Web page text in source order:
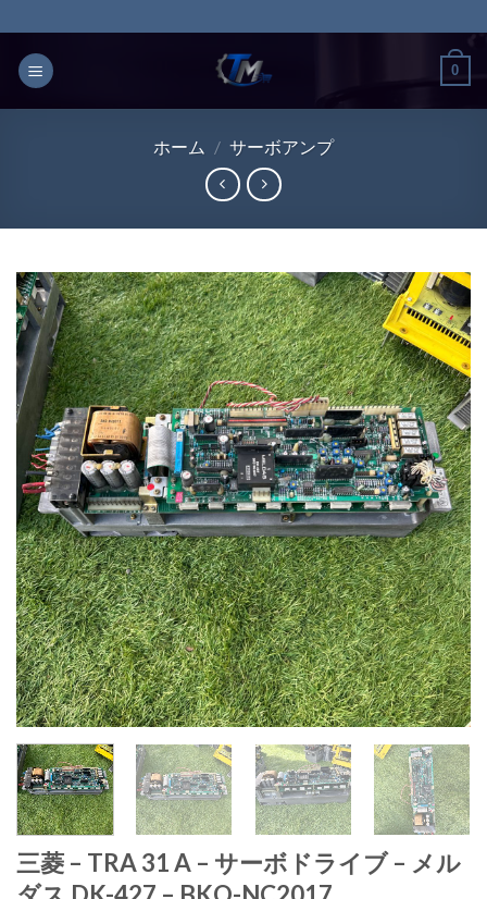
to
content
0
ホーム / サーボアンプ
三菱 – TRA 31 A – サーボドライブ – メル